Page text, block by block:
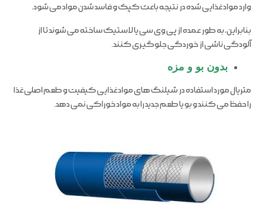
وارد مواد غذایی شده در نتیجه باعث کپک و فاسد شدن مواد می شود.
بنابراین، به طور عمده از پی وی سی یا لاستیک ساخته می شوند تا از
آلودگی ناشی از خوردگی جلوگیری کنند.
بدون بو و مزه
متریال مورد استفاده در شیلنگ های مواد غذایی کیفیت و طعم اصلی غذا
را حفظ می کنند و بو یا طعم جدید را به مواد خوراکی نمی دهد.